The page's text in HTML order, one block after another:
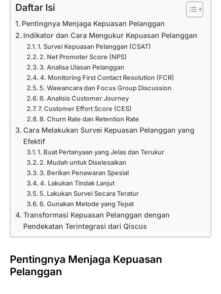
Daftar Isi
Pentingnya Menjaga Kepuasan Pelanggan
Indikator dan Cara Mengukur Kepuasan Pelanggan
1. Survei Kepuasan Pelanggan (CSAT)
2. Net Promoter Score (NPS)
3. Analisa Ulasan Pelanggan
4. Monitoring First Contact Resolution (FCR)
5. Wawancara dan Focus Group Discussion
6. Analisis Customer Journey
7. Customer Effort Score (CES)
8. Churn Rate dan Retention Rate
Cara Melakukan Survei Kepuasan Pelanggan yang
Efektif
1. Buat Pertanyaan yang Jelas dan Terukur
2. Mudah untuk Diselesaikan
3. Berikan Penawaran Spesial
4. Lakukan Tindak Lanjut
5. Lakukan Survei Secara Teratur
6. Gunakan Metode yang Tepat
Transformasi Kepuasan Pelanggan dengan
Pendekatan Terintegrasi dari Qiscus
Pentingnya Menjaga Kepuasan
Pelanggan